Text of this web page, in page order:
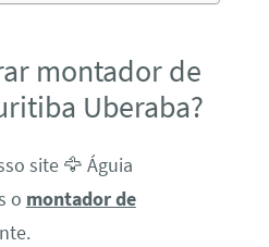
montador de
Uberaba?
site 🦅 Águia
o montador de